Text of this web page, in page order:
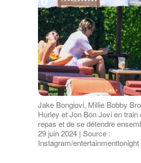
Jake Bongiovi, Millie Bobby
Hurley et Jon Bon Jovi en train
repas et de se détendre
29 juin 2024 | Source :
Instagram/entertainmenttonight